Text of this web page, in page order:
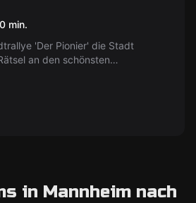
"Der
ins
min.
'Der Pionier' die Stadt
an den schönsten
in Mannheim nach